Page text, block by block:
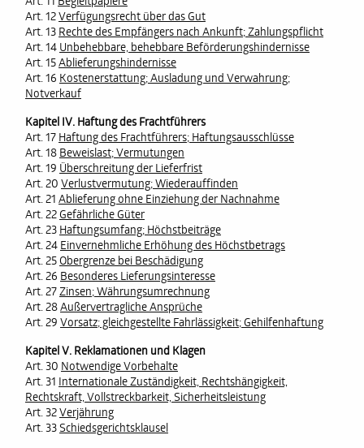
Art. 12 Verfügungsrecht über das Gut
Art. 13 Rechte des Empfängers nach Ankunft; Zahlungspflicht
Art. 14 Unbehebbare, behebbare Beförderungshindernisse
Art. 15 Ablieferungshindernisse
Art. 16 Kostenerstattung; Ausladung und Verwahrung;
Notverkauf
Kapitel IV. Haftung des Frachtführers
Art. 17 Haftung des Frachtführers; Haftungsausschlüsse
Art. 18 Beweislast; Vermutungen
Art. 19 Überschreitung der Lieferfrist
Art. 20 Verlustvermutung; Wiederauffinden
Art. 21 Ablieferung ohne Einziehung der Nachnahme
Art. 22 Gefährliche Güter
Art. 23 Haftungsumfang; Höchstbeiträge
Art. 24 Einvernehmliche Erhöhung des Höchstbetrags
Art. 25 Obergrenze bei Beschädigung
Art. 26 Besonderes Lieferungsinteresse
Art. 27 Zinsen; Währungsumrechnung
Art. 28 Außervertragliche Ansprüche
Art. 29 Vorsatz; gleichgestellte Fahrlässigkeit; Gehilfenhaftung
Kapitel V. Reklamationen und Klagen
Art. 30 Notwendige Vorbehalte
Art. 31 Internationale Zuständigkeit, Rechtshängigkeit,
Rechtskraft, Vollstreckbarkeit, Sicherheitsleistung
Art. 32 Verjährung
Art. 33 Schiedsgerichtsklausel